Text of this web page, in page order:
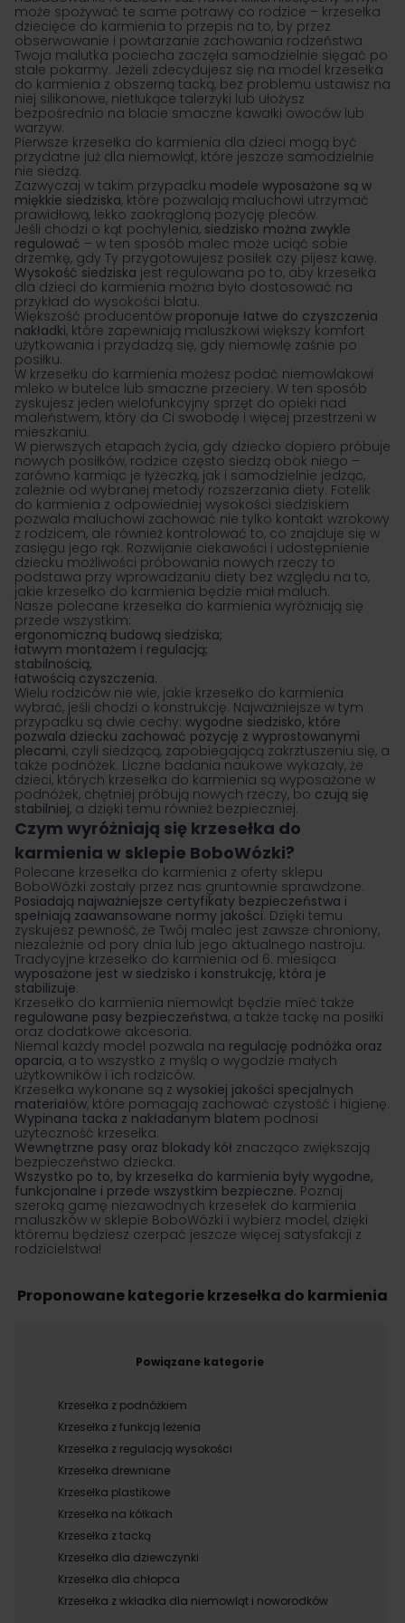
może spożywać te same potrawy co rodzice – krzesełka
dziecięce do karmienia to przepis na to, by przez
obserwowanie i powtarzanie zachowania rodzeństwa
Twoja malutka pociecha zaczęła samodzielnie sięgać po
stałe pokarmy. Jeżeli zdecydujesz się na model krzesełka
do karmienia z obszerną tacką, bez problemu ustawisz na
niej silikonowe, nietłukące talerzyki lub ułożysz
bezpośrednio na blacie smaczne kawałki owoców lub
warzyw.
Pierwsze krzesełka do karmienia dla dzieci mogą być
przydatne już dla niemowląt, które jeszcze samodzielnie
nie siedzą.
Zazwyczaj w takim przypadku modele wyposażone są w
miękkie siedziska, które pozwalają maluchowi utrzymać
prawidłową, lekko zaokrągloną pozycję pleców.
Jeśli chodzi o kąt pochylenia, siedzisko można zwykle
regulować – w ten sposób malec może uciąć sobie
drzemkę, gdy Ty przygotowujesz posiłek czy pijesz kawę.
Wysokość siedziska jest regulowana po to, aby krzesełka
dla dzieci do karmienia można było dostosować na
przykład do wysokości blatu.
Większość producentów proponuje łatwe do czyszczenia
nakładki, które zapewniają maluszkowi większy komfort
użytkowania i przydadzą się, gdy niemowlę zaśnie po
posiłku.
W krzesełku do karmienia możesz podać niemowlakowi
mleko w butelce lub smaczne przeciery. W ten sposób
zyskujesz jeden wielofunkcyjny sprzęt do opieki nad
maleństwem, który da Ci swobodę i więcej przestrzeni w
mieszkaniu.
W pierwszych etapach życia, gdy dziecko dopiero próbuje
nowych posiłków, rodzice często siedzą obok niego –
zarówno karmiąc je łyżeczką, jak i samodzielnie jedząc,
zależnie od wybranej metody rozszerzania diety. Fotelik
do karmienia z odpowiedniej wysokości siedziskiem
pozwala maluchowi zachować nie tylko kontakt wzrokowy
z rodzicem, ale również kontrolować to, co znajduje się w
zasięgu jego rąk. Rozwijanie ciekawości i udostępnienie
dziecku możliwości próbowania nowych rzeczy to
podstawa przy wprowadzaniu diety bez względu na to,
jakie krzesełko do karmienia będzie miał maluch.
Nasze polecane krzesełka do karmienia wyróżniają się
przede wszystkim:
ergonomiczną budową siedziska;
łatwym montażem i regulacją;
stabilnością,
łatwością czyszczenia.
Wielu rodziców nie wie, jakie krzesełko do karmienia
wybrać, jeśli chodzi o konstrukcję. Najważniejsze w tym
przypadku są dwie cechy: wygodne siedzisko, które
pozwala dziecku zachować pozycję z wyprostowanymi
plecami, czyli siedzącą, zapobiegającą zakrztuszeniu się, a
także podnóżek. Liczne badania naukowe wykazały, że
dzieci, których krzesełka do karmienia są wyposażone w
podnóżek, chętniej próbują nowych rzeczy, bo czują się
stabilniej, a dzięki temu również bezpieczniej.
Czym wyróżniają się krzesełka do
karmienia w sklepie BoboWózki?
Polecane krzesełka do karmienia z oferty sklepu
BoboWózki zostały przez nas gruntownie sprawdzone.
Posiadają najważniejsze certyfikaty bezpieczeństwa i
spełniają zaawansowane normy jakości. Dzięki temu
zyskujesz pewność, że Twój malec jest zawsze chroniony,
niezależnie od pory dnia lub jego aktualnego nastroju.
Tradycyjne krzesełko do karmienia od 6. miesiąca
wyposażone jest w siedzisko i konstrukcję, która je
stabilizuje.
Krzesełko do karmienia niemowląt będzie mieć także
regulowane pasy bezpieczeństwa, a także tackę na posiłki
oraz dodatkowe akcesoria.
Niemal każdy model pozwala na regulację podnóżka oraz
oparcia, a to wszystko z myślą o wygodzie małych
użytkowników i ich rodziców.
Krzesełka wykonane są z wysokiej jakości specjalnych
materiałów, które pomagają zachować czystość i higienę.
Wypinana tacka z nakładanym blatem podnosi
użyteczność krzesełka.
Wewnętrzne pasy oraz blokady kół znacząco zwiększają
bezpieczeństwo dziecka.
Wszystko po to, by krzesełka do karmienia były wygodne,
funkcjonalne i przede wszystkim bezpieczne. Poznaj
szeroką gamę niezawodnych krzesełek do karmienia
maluszków w sklepie BoboWózki i wybierz model, dzięki
któremu będziesz czerpać jeszcze więcej satysfakcji z
rodzicielstwa!
Proponowane kategorie krzesełka do karmienia
Powiązane kategorie
Krzesełka z podnóżkiem
Krzesełka z funkcją leżenia
Krzesełka z regulacją wysokości
Krzesełka drewniane
Krzesełka plastikowe
Krzesełka na kółkach
Krzesełka z tacką
Krzesełka dla dziewczynki
Krzesełka dla chłopca
Krzesełka z wkładka dla niemowląt i noworodków